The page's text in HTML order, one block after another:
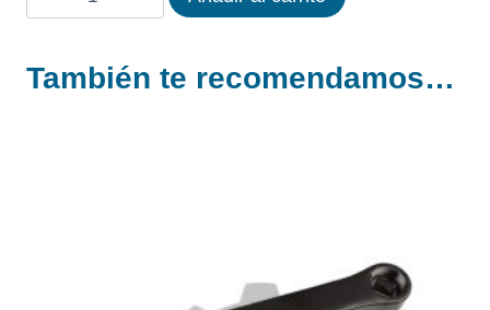
IZQUIERDA
BIKE
También te recomendamos…